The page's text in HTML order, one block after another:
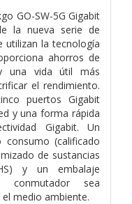
GO-SW-5G Gigabit
la nueva serie de
utilizan la tecnología
ahorros de
una vida útil más
el rendimiento.
puertos Gigabit
y una forma rápida
Gigabit. Un
(calificado
de sustancias
y un embalaje
conmutador sea
medio ambiente.